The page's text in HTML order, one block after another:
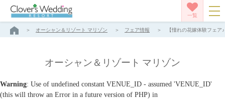
一覧
オーシャン＆リゾート マリゾン フェア情報 【憧れの花嫁体験フェ
オーシャン＆リゾート マリゾン
Warning: Use of undefined constant VENUE_ID - assumed 'VENUE_ID'
(this will throw an Error in a future version of PHP) in